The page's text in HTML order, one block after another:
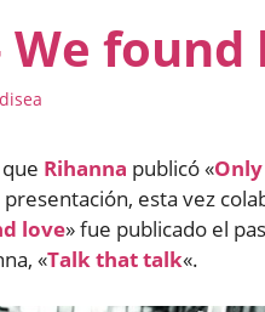
We found
Rihanna publicó «
esta vez
love» fue publicado el
«Talk that talk«.